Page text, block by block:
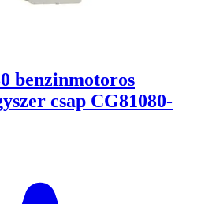
benzinmotoros
csap CG81080-